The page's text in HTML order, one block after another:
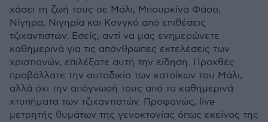
χάσει τη ζωή τους σε Μάλι, Μπουρκίνα Φάσο,
Νίγηρα, Νιγηρία και Κονγκό από επιθέσεις
τζιχαντιστών. Εσείς, αντί να μας ενημερώνετε
καθημερινά για τις απάνθρωπες εκτελέσεις των
χριστιανών, επιλέξατε αυτή την είδηση. Προχθές
προβάλλατε την αυτοδικία των κατοίκων του Μάλι,
αλλά όχι την απόγνωσή τους από τα καθημερινά
χτυπήματα των τζιχαντιστών. Προφανώς, live
μετρητής θυμάτων της γενοκτονίας όπως εκείνος της